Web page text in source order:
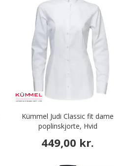
Kümmel Judi Classic fit dame
poplinskjorte, Hvid
449,00 kr.